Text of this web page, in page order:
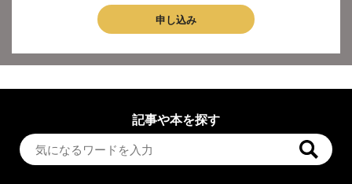
申し込み
記事や本を探す